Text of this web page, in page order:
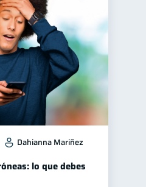
Dahianna Mariñez
lo que debes